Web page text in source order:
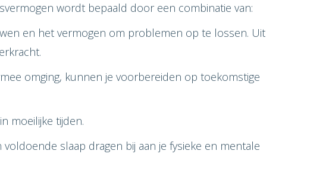
wordt bepaald door een combinatie van:
en het vermogen om problemen op te lossen. Uit
omging, kunnen je voorbereiden op toekomstige
moeilijke tijden.
slaap dragen bij aan je fysieke en mentale